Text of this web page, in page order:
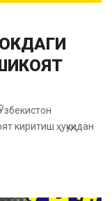
киритиш ҳуқуқидан